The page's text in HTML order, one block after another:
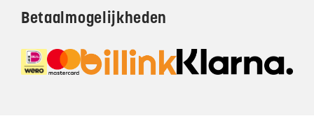
Betaalmogelijkheden